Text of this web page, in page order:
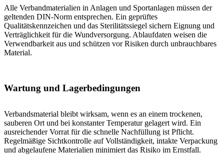
Alle Verbandmaterialien in Anlagen und Sportanlagen müssen der
geltenden DIN-Norm entsprechen. Ein geprüftes
Qualitätskennzeichen und das Sterilitätssiegel sichern Eignung und
Verträglichkeit für die Wundversorgung. Ablaufdaten weisen die
Verwendbarkeit aus und schützen vor Risiken durch unbrauchbares
Material.
Wartung und Lagerbedingungen
Verbandsmaterial bleibt wirksam, wenn es an einem trockenen,
sauberen Ort und bei konstanter Temperatur gelagert wird. Ein
ausreichender Vorrat für die schnelle Nachfüllung ist Pflicht.
Regelmäßige Sichtkontrolle auf Vollständigkeit, intakte Verpackung
und abgelaufene Materialien minimiert das Risiko im Ernstfall.